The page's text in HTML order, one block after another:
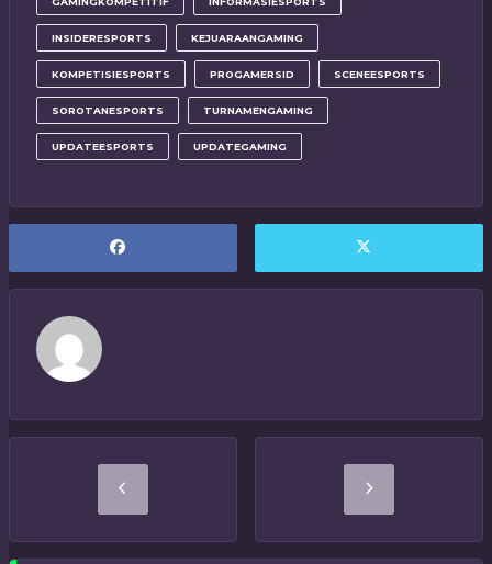
INSIDERESPORTS KEJUARAANGAMING
KOMPETISIESPORTS PROGAMERSID SCENEESPORTS
SOROTANESPORTS TURNAMENGAMING
UPDATEESPORTS UPDATEGAMING